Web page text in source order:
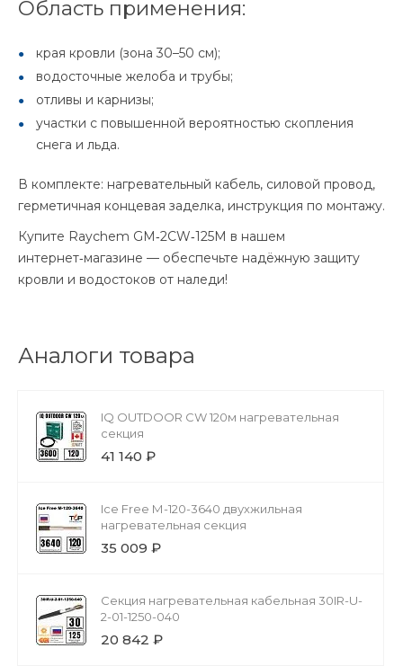
Область применения:
края кровли (зона 30–50 см);
водосточные желоба и трубы;
отливы и карнизы;
участки с повышенной вероятностью скопления
снега и льда.
В комплекте: нагревательный кабель, силовой провод,
герметичная концевая заделка, инструкция по монтажу.
Купите Raychem GM‑2CW‑125M в нашем
интернет‑магазине — обеспечьте надёжную защиту
кровли и водостоков от наледи!
Аналоги товара
IQ OUTDOOR CW 120м нагревательная
секция
41 140 ₽
Ice Free М-120-3640 двухжильная
нагревательная секция
35 009 ₽
Секция нагревательная кабельная 30IR-U-
2-01-1250-040
20 842 ₽